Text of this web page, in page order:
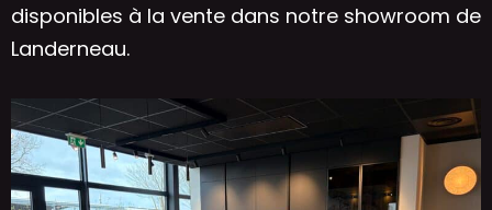
disponibles à la vente dans notre showroom de
Landerneau.